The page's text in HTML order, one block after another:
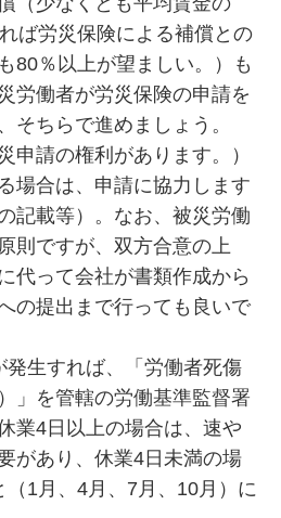
ば労災保険による補償との
80％以上が望ましい。）も
労働者が労災保険の申請を
そちらで進めましょう。
申請の権利があります。）
場合は、申請に協力します
記載等）。なお、被災労働
則ですが、双方合意の上
代って会社が書類作成から
の提出まで行っても良いで
発生すれば、「労働者死傷
」を管轄の労働基準監督署
業4日以上の場合は、速や
があり、休業4日未満の場
（1月、4月、7月、10月）に